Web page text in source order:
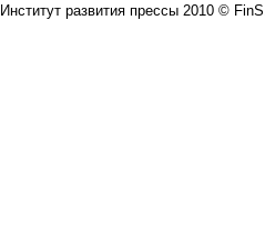
Институт развития прессы 2010 ©